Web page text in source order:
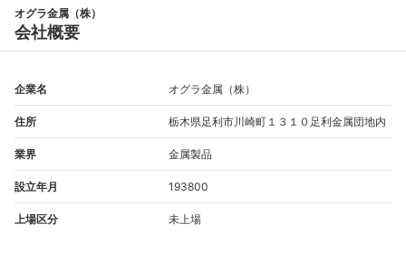
オグラ金属（株）
会社概要
企業名 オグラ金属（株）
住所 栃木県足利市川崎町１３１０足利金属団地内
業界 金属製品
設立年月 193800
上場区分 未上場